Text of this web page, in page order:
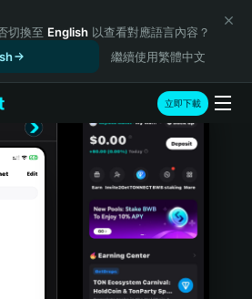
切換至 English 以查看對應語言內容？
繼續使用繁體中文
立即下載